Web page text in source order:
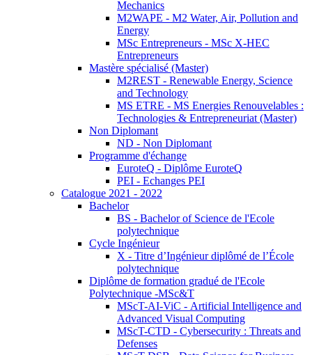
Mechanics
M2WAPE - M2 Water, Air, Pollution and
Energy
MSc Entrepreneurs - MSc X-HEC
Entrepreneurs
Mastère spécialisé (Master)
M2REST - Renewable Energy, Science
and Technology
MS ETRE - MS Energies Renouvelables :
Technologies & Entrepreneuriat (Master)
Non Diplomant
ND - Non Diplomant
Programme d'échange
EuroteQ - Diplôme EuroteQ
PEI - Echanges PEI
Catalogue 2021 - 2022
Bachelor
BS - Bachelor of Science de l'Ecole
polytechnique
Cycle Ingénieur
X - Titre d’Ingénieur diplômé de l’École
polytechnique
Diplôme de formation gradué de l'Ecole
Polytechnique -MSc&T
MScT-AI-ViC - Artificial Intelligence and
Advanced Visual Computing
MScT-CTD - Cybersecurity : Threats and
Defenses